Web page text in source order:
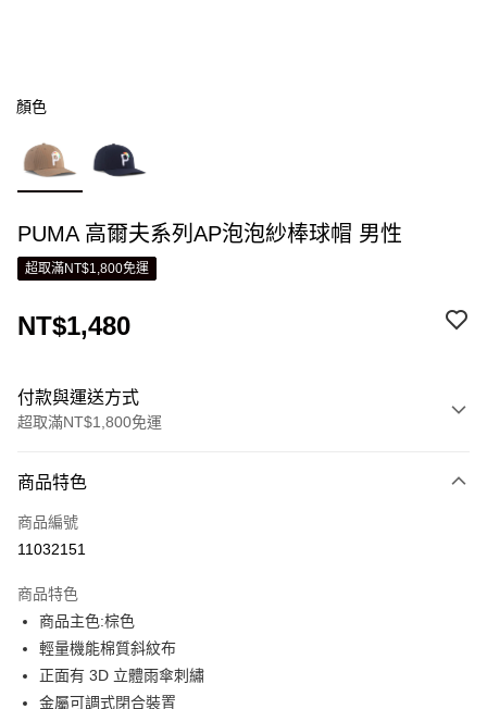
顏色
PUMA 高爾夫系列AP泡泡紗棒球帽 男性
超取滿NT$1,800免運
NT$1,480
付款與運送方式
超取滿NT$1,800免運
信用卡一次付款
LINE Pay
街口支付
悠遊付
Google Pay
商品特色
商品編號
11032151
商品特色
商品主色:棕色
輕量機能棉質斜紋布
正面有 3D 立體雨傘刺繡
金屬可調式閉合裝置